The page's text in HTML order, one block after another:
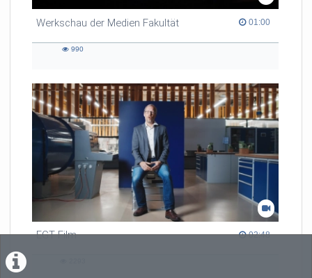
Werkschau der Medien Fakultät 01:00
01:00 duration
990
EGT Film 02:48
02:48 duration
2293